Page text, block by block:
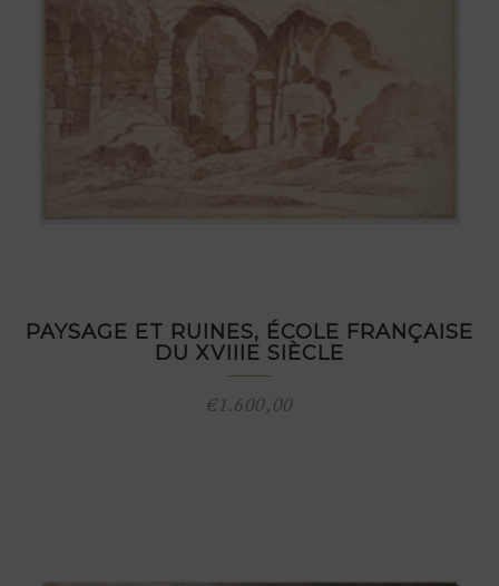
PAYSAGE ET RUINES, ÉCOLE FRANÇAISE
DU XVIIIE SIÈCLE
€1.600,00